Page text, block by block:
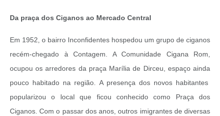
Da praça dos Ciganos ao Mercado Central
Em 1952, o bairro Inconfidentes hospedou um grupo de ciganos
recém-chegado à Contagem. A Comunidade Cigana Rom,
ocupou os arredores da praça Marília de Dirceu, espaço ainda
pouco habitado na região. A presença dos novos habitantes
popularizou o local que ficou conhecido como Praça dos
Ciganos. Com o passar dos anos, outros imigrantes de diversas